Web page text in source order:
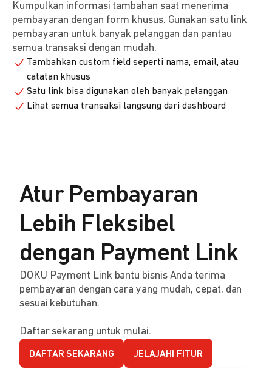
Kumpulkan informasi tambahan saat menerima
pembayaran dengan form khusus. Gunakan satu link
pembayaran untuk banyak pelanggan dan pantau
semua transaksi dengan mudah.
Tambahkan custom field seperti nama, email, atau
catatan khusus
Satu link bisa digunakan oleh banyak pelanggan
Lihat semua transaksi langsung dari dashboard
Atur Pembayaran
Lebih Fleksibel
dengan Payment Link
DOKU Payment Link bantu bisnis Anda terima
pembayaran dengan cara yang mudah, cepat, dan
sesuai kebutuhan.
Daftar sekarang untuk mulai.
DAFTAR SEKARANG JELAJAHI FITUR